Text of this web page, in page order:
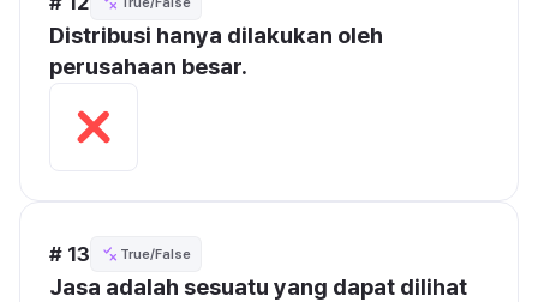
Distribusi hanya dilakukan oleh
perusahaan besar.
# 13 True/False
Jasa adalah sesuatu yang dapat dilihat